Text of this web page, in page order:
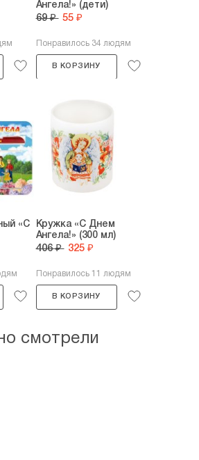
Ангела!» (дети)
69 ₽ 55 ₽
Понравилось 34 людям
В КОРЗИНУ
«С
Кружка «С Днем
Ангела!» (300 мл)
406 ₽ 325 ₽
Понравилось 11 людям
В КОРЗИНУ
смотрели